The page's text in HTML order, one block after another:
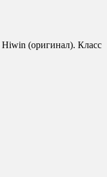
Hiwin (оригинал). Класс